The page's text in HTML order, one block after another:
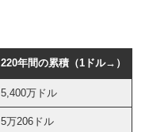
220年間の累積（1ドル→）
5,400万ドル
5万206ドル